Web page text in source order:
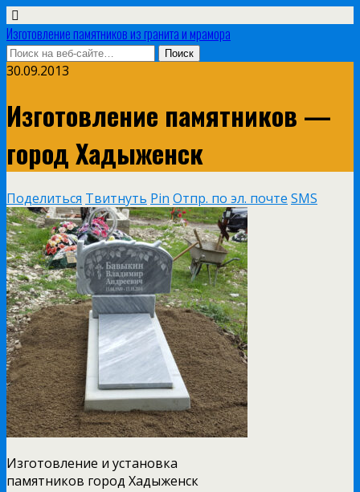
Изготовление памятников из гранита и мрамора
30.09.2013
Изготовление памятников —
город Хадыженск
Поделиться Твитнуть Pin Отпр. по эл. почте SMS
Изготовление и установка
памятников город Хадыженск